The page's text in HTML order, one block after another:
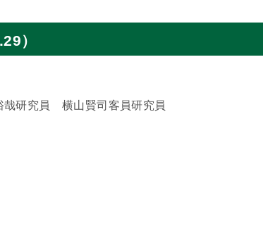
）
研究員 横山賢司客員研究員